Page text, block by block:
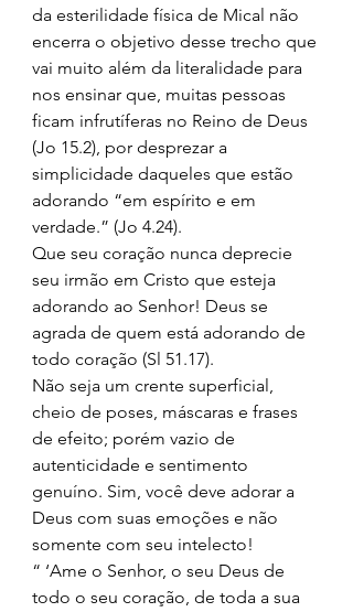
da esterilidade física de Mical não
encerra o objetivo desse trecho que
vai muito além da literalidade para
nos ensinar que, muitas pessoas
ficam infrutíferas no Reino de Deus
(Jo 15.2), por desprezar a
simplicidade daqueles que estão
adorando “em espírito e em
verdade.” (Jo 4.24).
Que seu coração nunca deprecie
seu irmão em Cristo que esteja
adorando ao Senhor! Deus se
agrada de quem está adorando de
todo coração (Sl 51.17).
Não seja um crente superficial,
cheio de poses, máscaras e frases
de efeito; porém vazio de
autenticidade e sentimento
genuíno. Sim, você deve adorar a
Deus com suas emoções e não
somente com seu intelecto!
“ ‘Ame o Senhor, o seu Deus de
todo o seu coração, de toda a sua